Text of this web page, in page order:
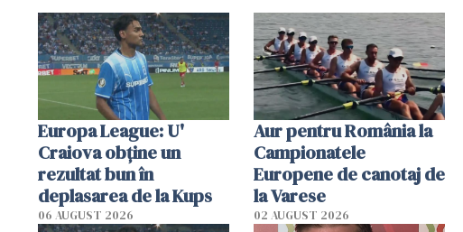
Europa League: U'
Craiova obține un
rezultat bun în
deplasarea de la Kups
06 AUGUST 2026
Aur pentru România la
Campionatele
Europene de canotaj de
la Varese
02 AUGUST 2026